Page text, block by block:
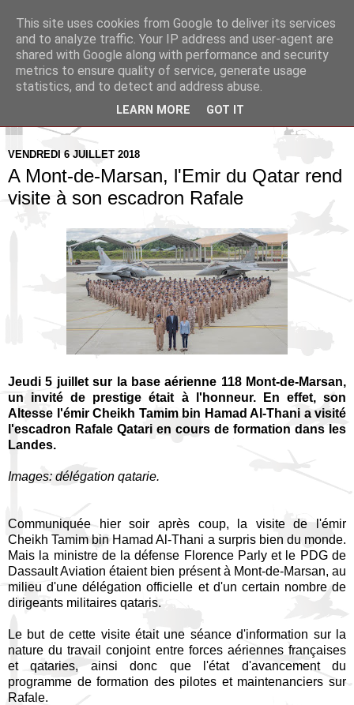
Pax Aquitania
Blog d'actualité et d'analyse stratégique
VENDREDI 6 JUILLET 2018
A Mont-de-Marsan, l'Emir du Qatar rend
visite à son escadron Rafale
Jeudi 5 juillet sur la base aérienne 118 Mont-de-Marsan,
un invité de prestige était à l'honneur. En effet, son
Altesse l'émir Cheikh Tamim bin Hamad Al-Thani a visité
l'escadron Rafale Qatari en cours de formation dans les
Landes.
Images: délégation qatarie.
Communiquée hier soir après coup, la visite de l'émir
Cheikh Tamim bin Hamad Al-Thani a surpris bien du monde.
Mais la ministre de la défense Florence Parly et le PDG de
Dassault Aviation étaient bien présent à Mont-de-Marsan, au
milieu d'une délégation officielle et d'un certain nombre de
dirigeants militaires qataris.
Le but de cette visite était une séance d'information sur la
nature du travail conjoint entre forces aériennes françaises
et qataries, ainsi donc que l'état d'avancement du
programme de formation des pilotes et maintenanciers sur
Rafale.
This site uses cookies from Google to deliver its services
and to analyze traffic. Your IP address and user-agent are
shared with Google along with performance and security
metrics to ensure quality of service, generate usage
statistics, and to detect and address abuse.
LEARN MORE GOT IT